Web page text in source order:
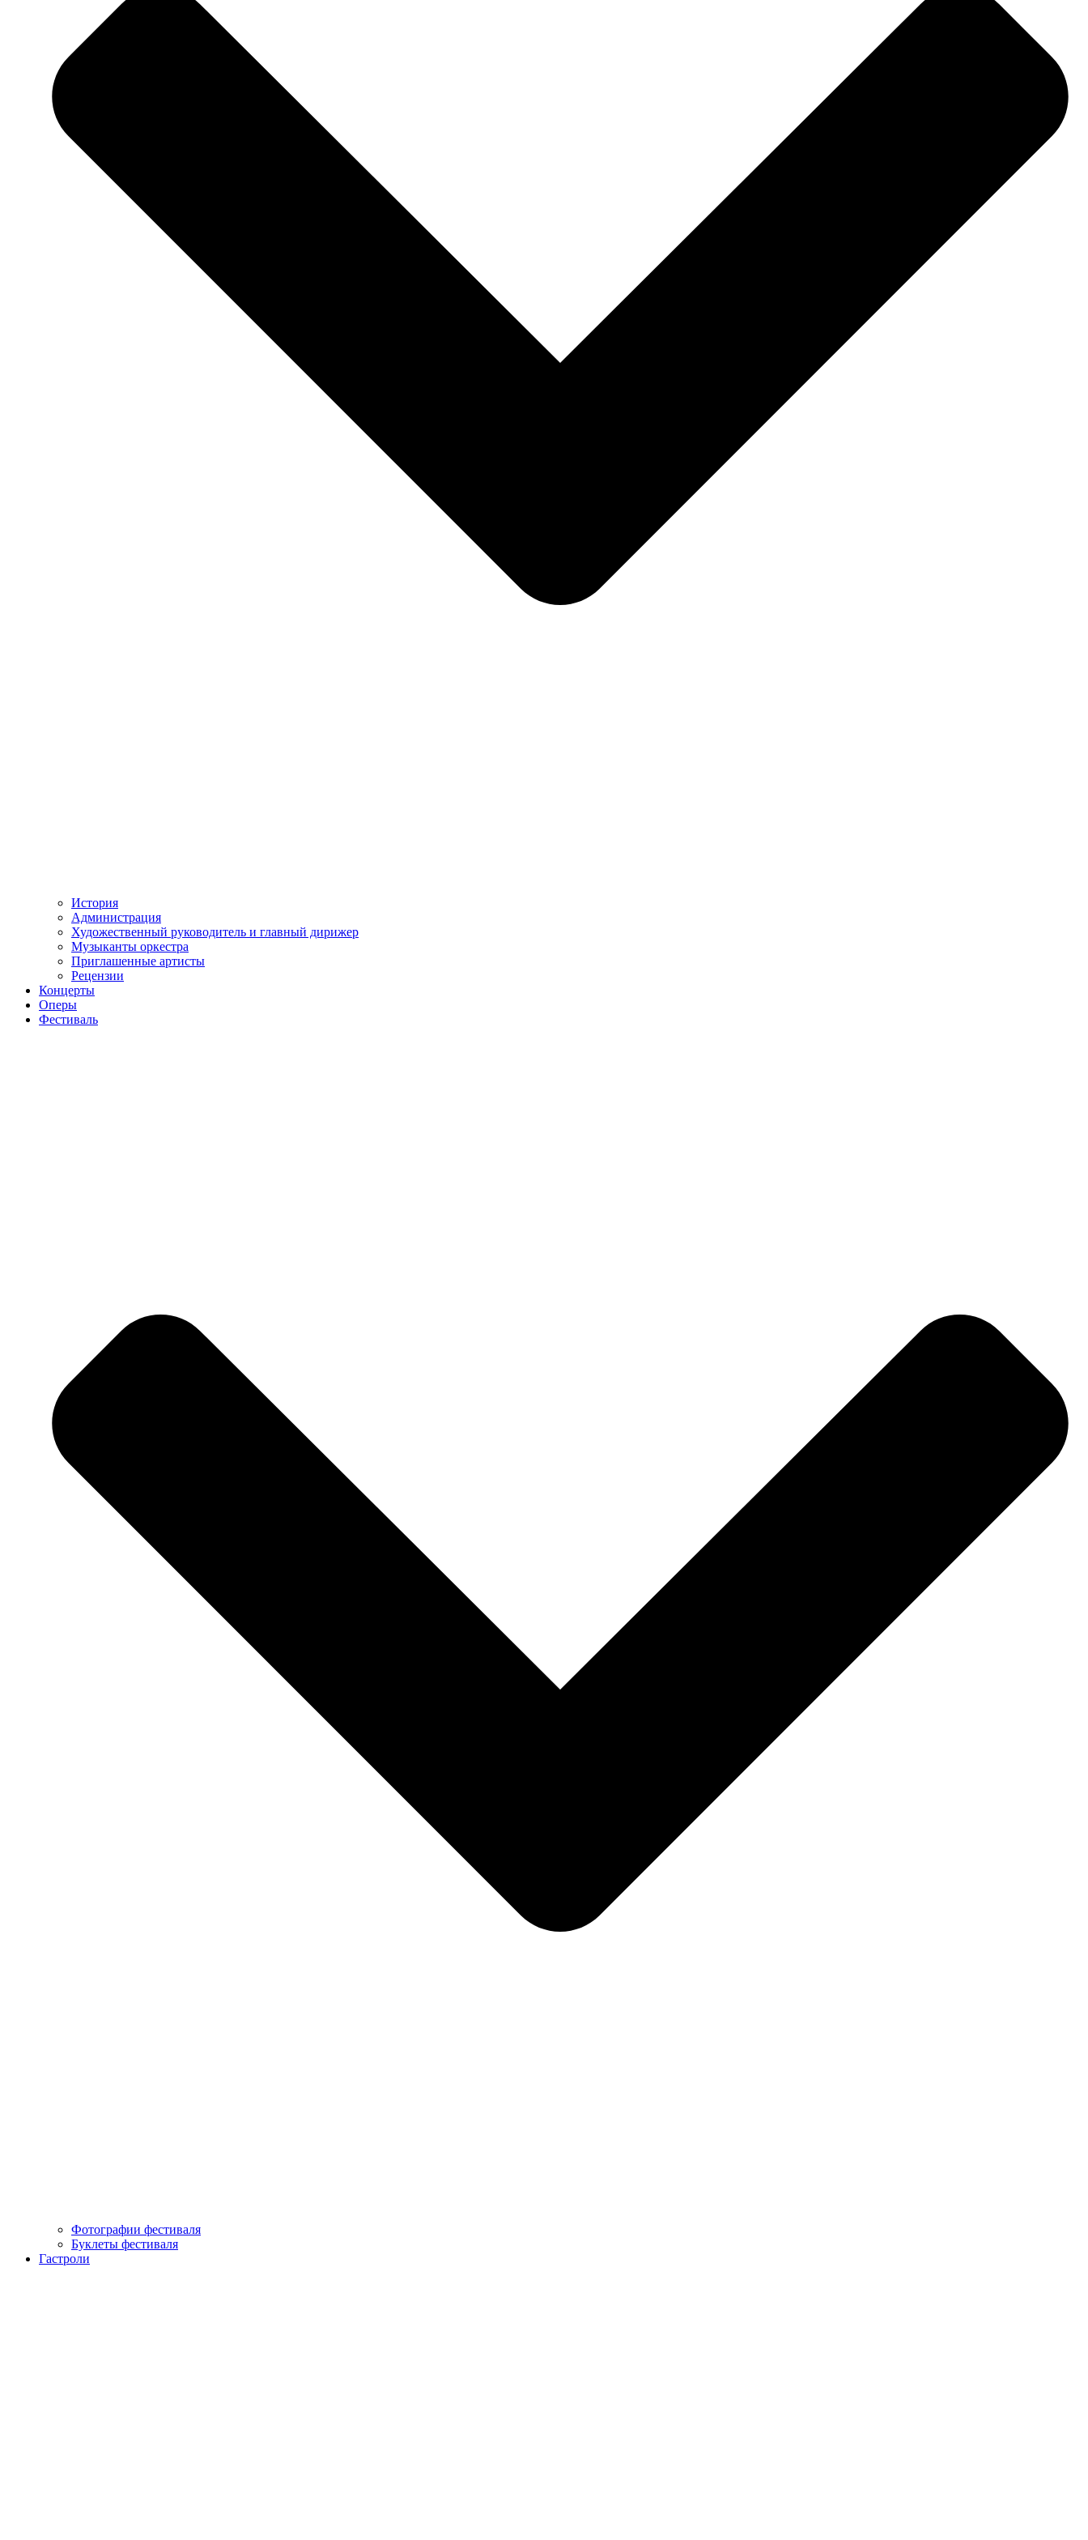
История
Администрация
Художественный руководитель и главный дирижер
Музыканты оркестра
Приглашенные артисты
Рецензии
Концерты
Оперы
Фестиваль
Фотографии фестиваля
Буклеты фестиваля
Гастроли